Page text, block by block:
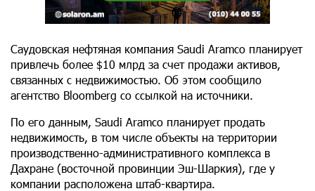
Саудовская нефтяная компания Saudi Aramco планирует
привлечь более $10 млрд за счет продажи активов,
связанных с недвижимостью. Об этом сообщило
агентство Bloomberg со ссылкой на источники.
По его данным, Saudi Aramco планирует продать
недвижимость, в том числе объекты на территории
производственно-административного комплекса в
Дахране (восточной провинции Эш-Шаркия), где у
компании расположена штаб-квартира.